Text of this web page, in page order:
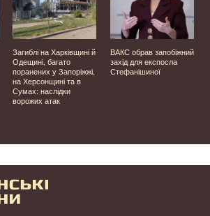
Загиблі на Харківщині й
Одещині, багато
поранених у Запоріжжі,
на Херсонщині та в
Сумах: наслідки
ворожих атак
ВАКС обрав запобіжний
захід для експосла
Стефанішиної